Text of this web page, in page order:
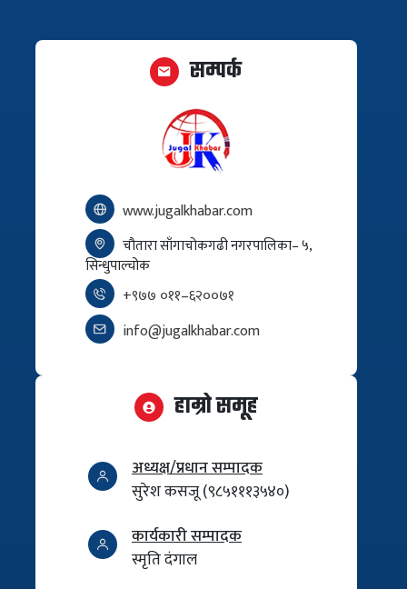
सम्पर्क
www.jugalkhabar.com
चौतारा साँगाचोकगढी नगरपालिका– ५,
सिन्धुपाल्चोक
+९७७ ०११–६२००७१
info@jugalkhabar.com
हाम्रो समूह
अध्यक्ष/प्रधान सम्पादक
सुरेश कसजू (९८५१११३५४०)
कार्यकारी सम्पादक
स्मृति दंगाल